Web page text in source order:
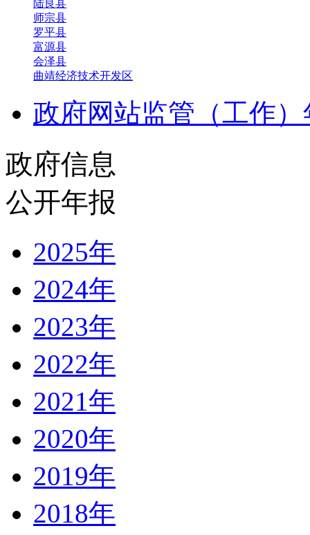
陆良县
师宗县
罗平县
富源县
会泽县
曲靖经济技术开发区
政府网站监管（工作
政府信息
公开年报
2025年
2024年
2023年
2022年
2021年
2020年
2019年
2018年